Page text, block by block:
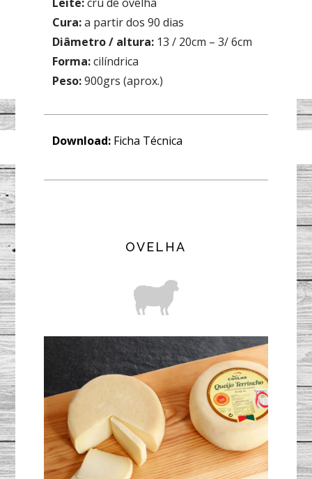
Cura:a partir dos 90 dias
Diâmetro / altura:13 / 20cm – 3/ 6cm
Forma:cilíndrica
Peso:900grs (aprox.)
Download:Ficha Técnica
OVELHA